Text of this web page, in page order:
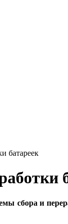
батареек
сбора и